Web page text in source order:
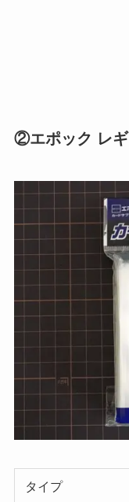
②エポック レギ
タイプ